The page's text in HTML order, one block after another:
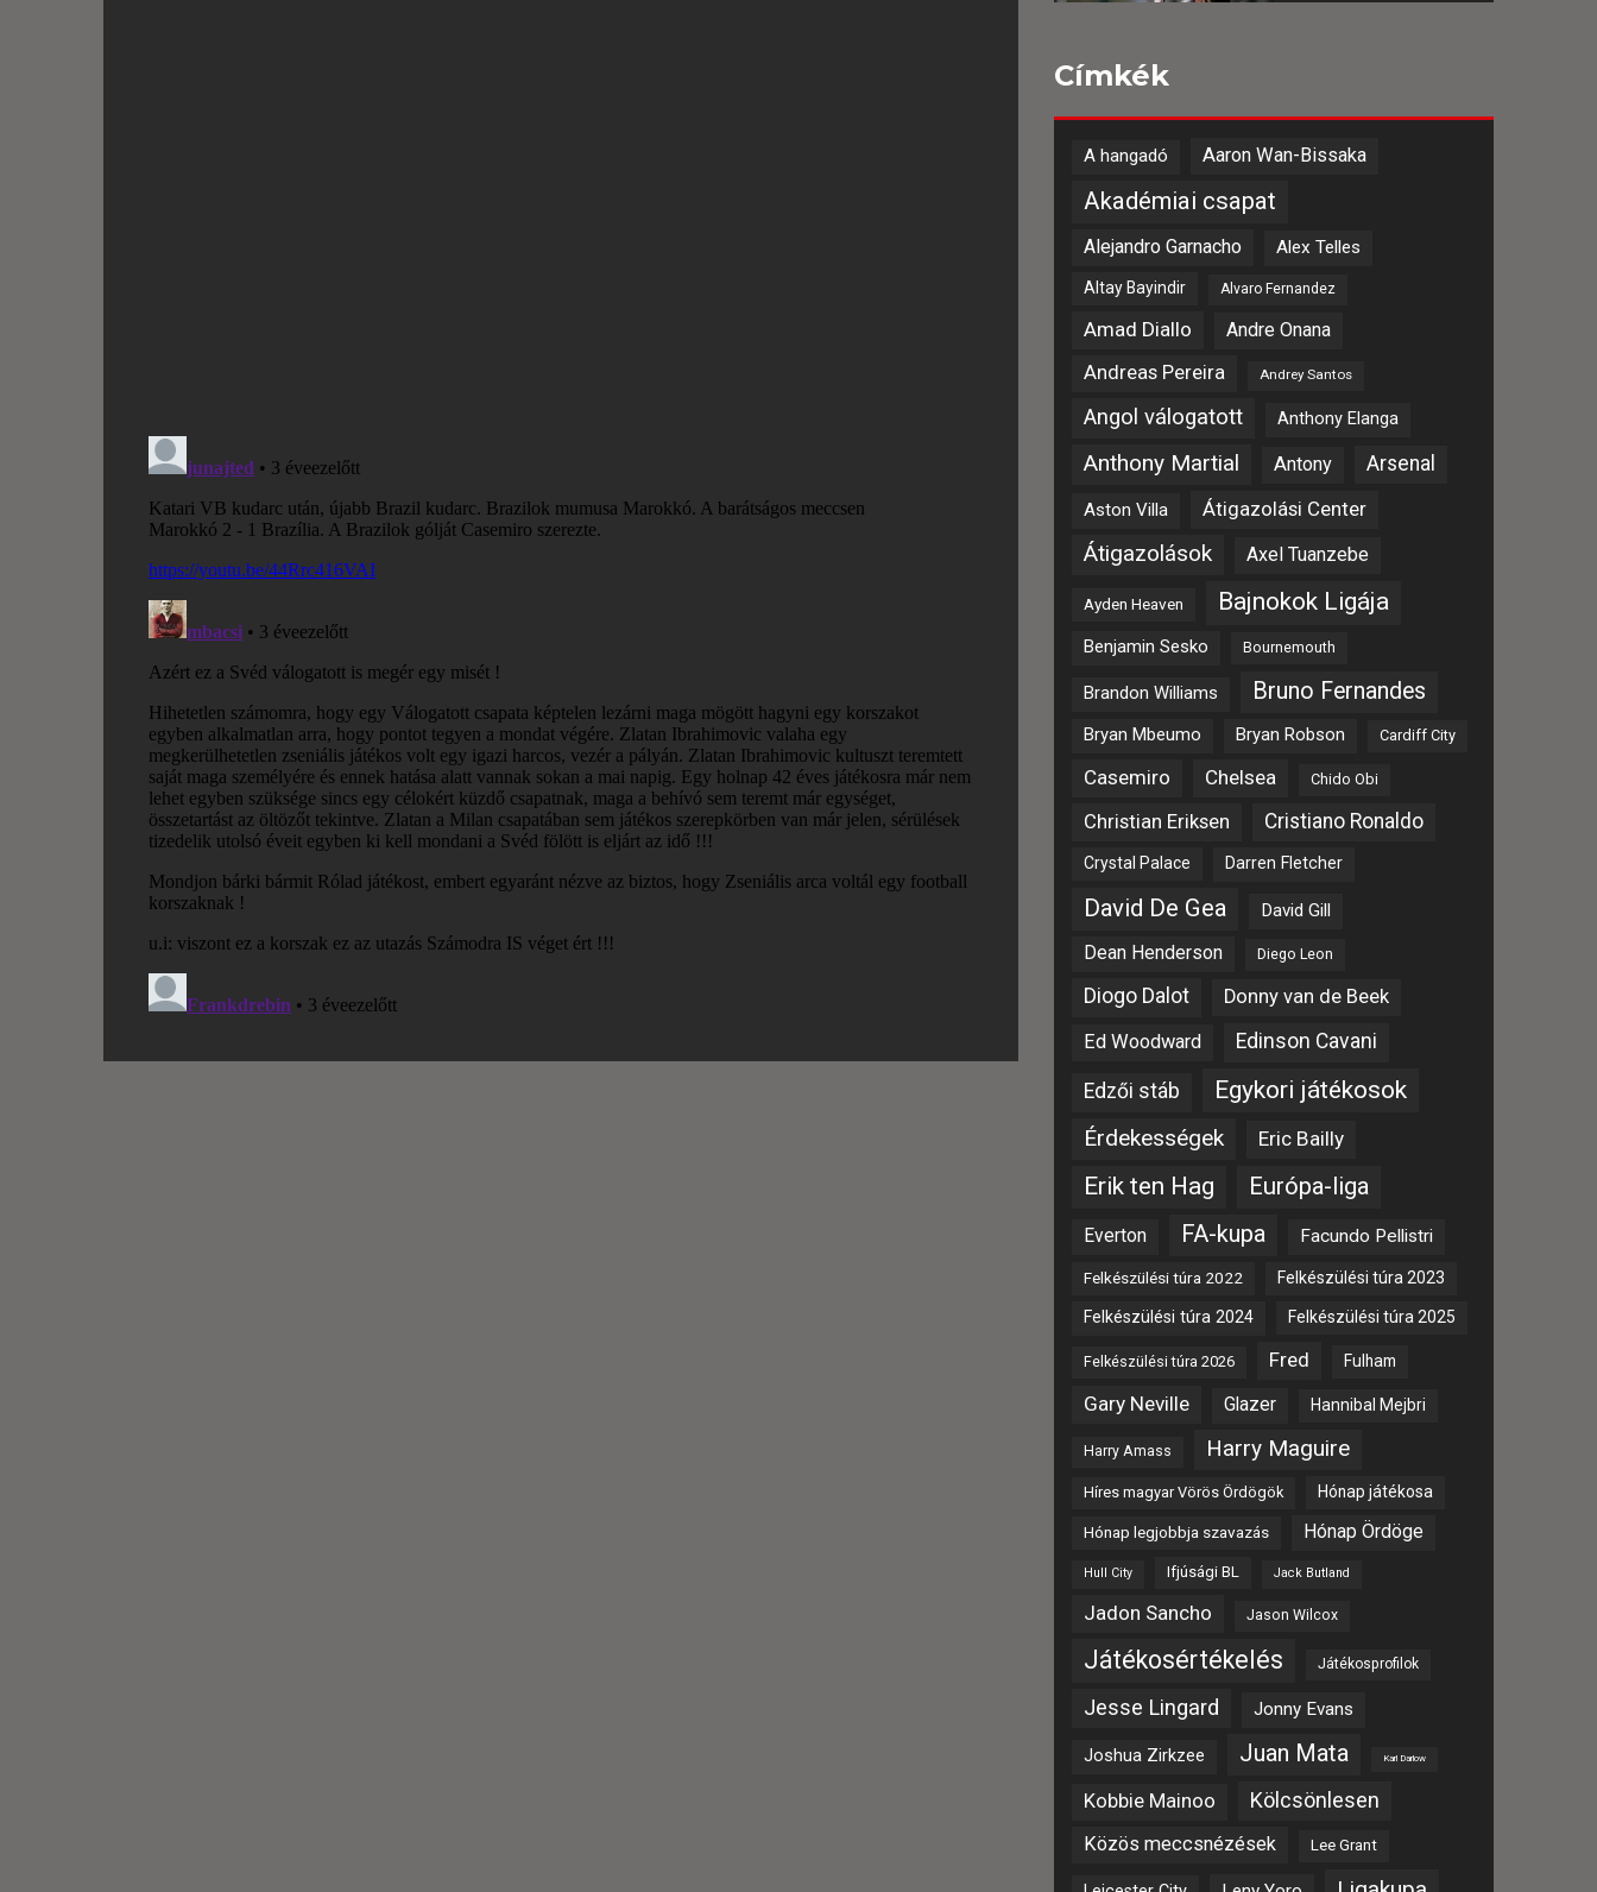
Címkék
A hangadó Aaron Wan-Bissaka
Akadémiai csapat
Alejandro Garnacho Alex Telles
Altay Bayindir Alvaro Fernandez
Amad Diallo
Andre Onana
Andreas Pereira
Andrey Santos
Angol válogatott Anthony Elanga
Anthony Martial Antony Arsenal
Aston Villa Átigazolási Center
Átigazolások Axel Tuanzebe
Ayden Heaven Bajnokok Ligája
Benjamin Sesko Bournemouth
Brandon Williams Bruno Fernandes
Bryan Mbeumo Bryan Robson Cardiff City
Casemiro Chelsea Chido Obi
Christian Eriksen Cristiano Ronaldo
Crystal Palace Darren Fletcher
David De Gea David Gill
Dean Henderson Diego Leon
Diogo Dalot
Donny van de Beek
Ed Woodward
Edinson Cavani
Edzői stáb Egykori játékosok
Érdekességek Eric Bailly
Erik ten Hag Európa-liga
Everton FA-kupa Facundo Pellistri
Felkészülési túra 2022 Felkészülési túra 2023
Felkészülési túra 2024 Felkészülési túra 2025
Felkészülési túra 2026 Fred Fulham
Gary Neville Glazer Hannibal Mejbri
Harry Amass Harry Maguire
Híres magyar Vörös Ördögök Hónap játékosa
Hónap legjobbja szavazás Hónap Ördöge
Hull City Ifjúsági BL Jack Butland
Jadon Sancho Jason Wilcox
Játékosértékelés Játékosprofilok
Jesse Lingard Jonny Evans
Joshua Zirkzee Juan Mata Karl Darlow
Kobbie Mainoo Kölcsönlesen
Közös meccsnézések Lee Grant